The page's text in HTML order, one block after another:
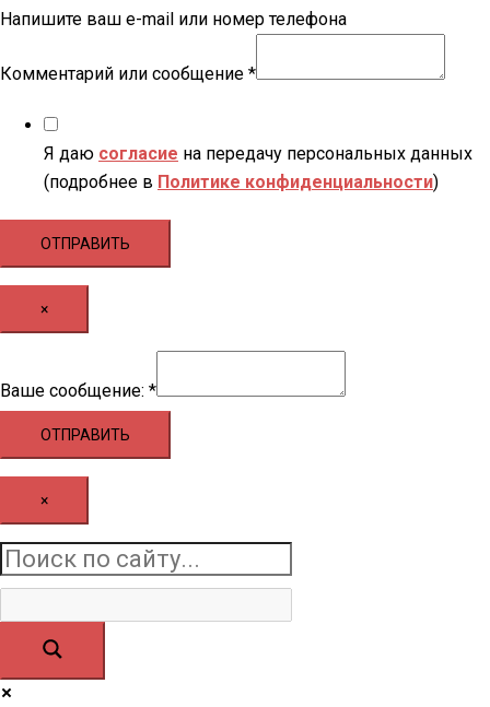
Напишите ваш e-mail или номер телефона
Комментарий или сообщение *
Я даю согласие на передачу персональных данных
(подробнее в Политике конфиденциальности)
ОТПРАВИТЬ
×
сообщение:
Ваше сообщение: *
ОТПРАВИТЬ
×